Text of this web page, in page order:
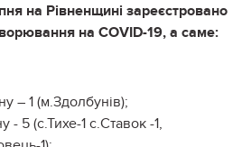
на Рівненщині зареєстровано
на COVID-19, а саме:
– 1 (м.Здолбунів);
- 5 (с.Тихе-1 с.Ставок -1,